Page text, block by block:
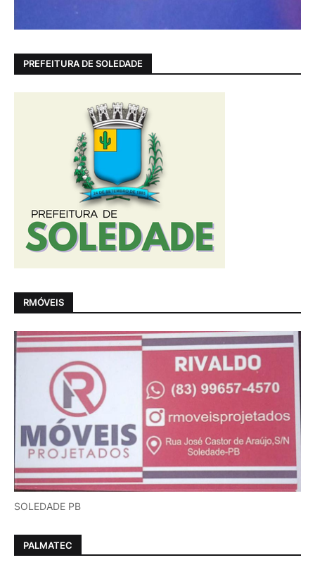
PREFEITURA DE SOLEDADE
RMÓVEIS
SOLEDADE PB
PALMATEC